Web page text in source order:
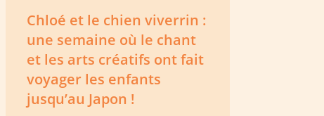
Chloé et le chien viverrin :
une semaine où le chant
et les arts créatifs ont fait
voyager les enfants
jusqu’au Japon !